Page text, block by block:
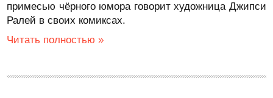
примесью чёрного юмора говорит художница Джипси
Ралей в своих комиксах.
Читать полностью »